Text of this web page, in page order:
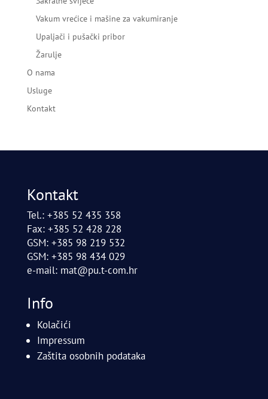
Vakum vrećice i mašine za vakumiranje
Upaljači i pušački pribor
Žarulje
O nama
Usluge
Kontakt
Kontakt
Tel.: +385 52 435 358
Fax: +385 52 428 228
GSM: +385 98 219 532
GSM: +385 98 434 029
e-mail: mat@pu.t-com.hr
Info
Kolačići
Impressum
Zaštita osobnih podataka